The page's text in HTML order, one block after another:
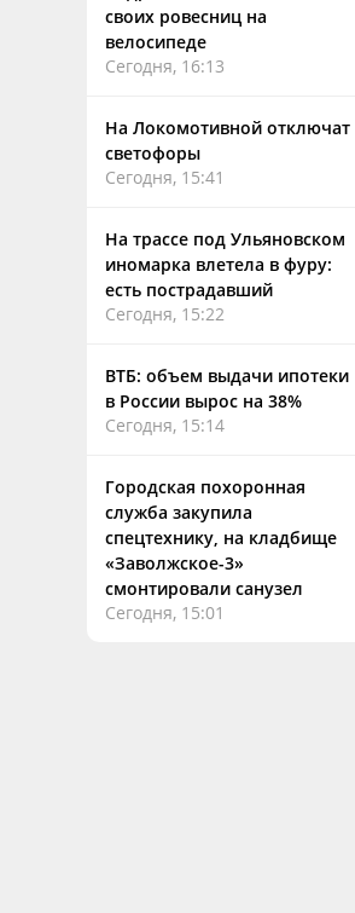
своих ровесниц на
велосипеде
Сегодня, 16:13
На Локомотивной отключат
светофоры
Сегодня, 15:41
На трассе под Ульяновском
иномарка влетела в фуру:
есть пострадавший
Сегодня, 15:22
ВТБ: объем выдачи ипотеки
в России вырос на 38%
Сегодня, 15:14
Городская похоронная
служба закупила
спецтехнику, на кладбище
«Заволжское-3»
смонтировали санузел
Сегодня, 15:01